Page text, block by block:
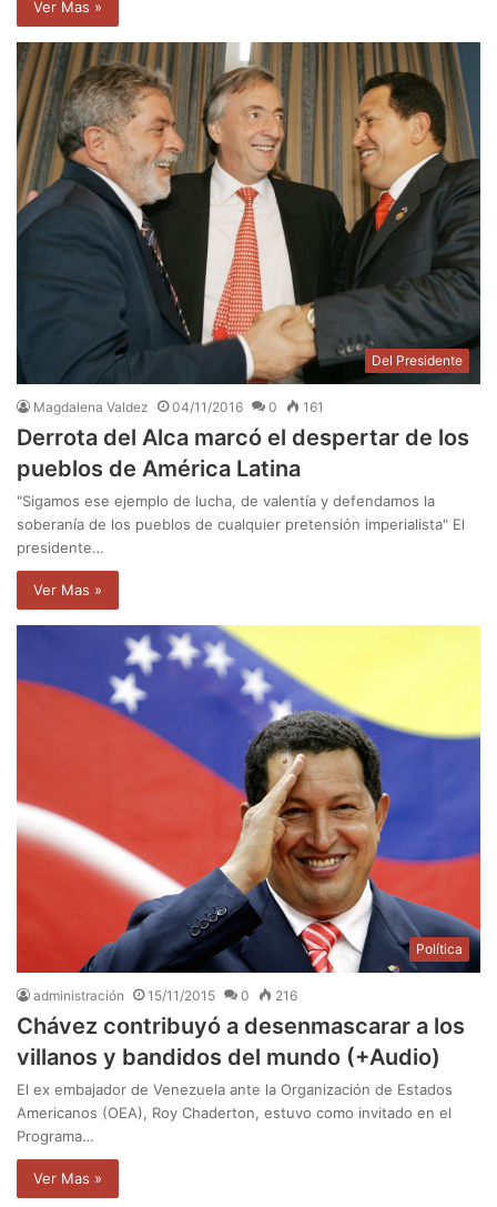
Ver Mas »
Del Presidente
Magdalena Valdez 04/11/2016 0 161
Derrota del Alca marcó el despertar de los
pueblos de América Latina
"Sigamos ese ejemplo de lucha, de valentía y defendamos la
soberanía de los pueblos de cualquier pretensión imperialista" El
presidente…
Ver Mas »
Política
administración 15/11/2015 0 216
Chávez contribuyó a desenmascarar a los
villanos y bandidos del mundo (+Audio)
El ex embajador de Venezuela ante la Organización de Estados
Americanos (OEA), Roy Chaderton, estuvo como invitado en el
Programa…
Ver Mas »